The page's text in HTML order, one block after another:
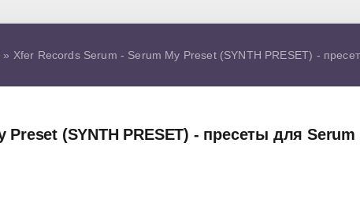
» Xfer Records Serum - Serum My Preset (SYNTH PRESET) -
(SYNTH PRESET) - пресеты для Serum